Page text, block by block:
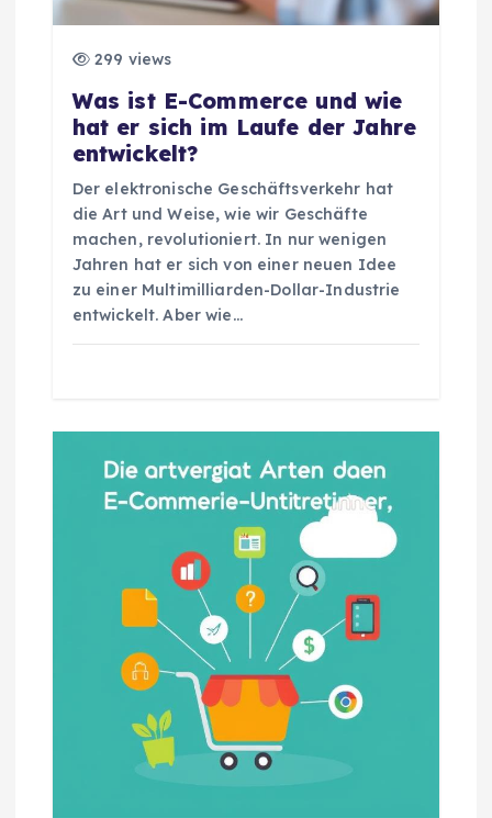
299 views
Was ist E-Commerce und wie
hat er sich im Laufe der Jahre
entwickelt?
Der elektronische Geschäftsverkehr hat
die Art und Weise, wie wir Geschäfte
machen, revolutioniert. In nur wenigen
Jahren hat er sich von einer neuen Idee
zu einer Multimilliarden-Dollar-Industrie
entwickelt. Aber wie…